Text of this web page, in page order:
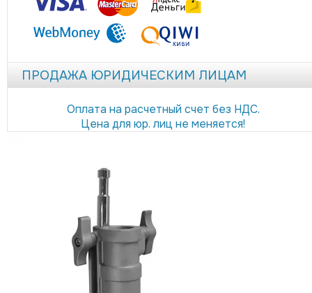
ПРОДАЖА ЮРИДИЧЕСКИМ ЛИЦАМ
Оплата на расчетный счет без НДС.
Цена для юр. лиц не меняется!